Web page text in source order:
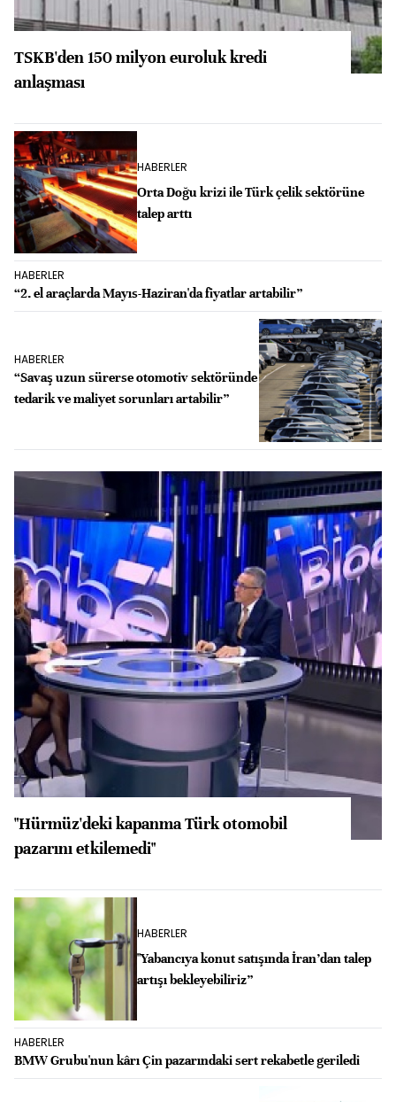
TSKB'den 150 milyon euroluk kredi
anlaşması
HABERLER
Orta Doğu krizi ile Türk çelik sektörüne
talep arttı
HABERLER
“2. el araçlarda Mayıs-Haziran'da fiyatlar artabilir”
HABERLER
“Savaş uzun sürerse otomotiv sektöründe
tedarik ve maliyet sorunları artabilir”
"Hürmüz'deki kapanma Türk otomobil
pazarını etkilemedi"
HABERLER
"Yabancıya konut satışında İran’dan talep
artışı bekleyebiliriz”
HABERLER
BMW Grubu'nun kârı Çin pazarındaki sert rekabetle geriledi